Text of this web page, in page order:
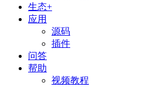
生态+
应用
源码
插件
问答
帮助
视频教程